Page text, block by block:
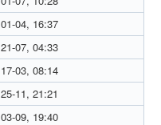
01-04, 16:37
21-07, 04:33
17-03, 08:14
25-11, 21:21
03-09, 19:40